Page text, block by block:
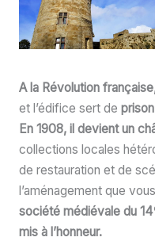
A la Révolution française
et l’édifice sert de
En 1908, il devient un
collections locales
de restauration et de
l’aménagement que
société médiévale du 14
mis à l’honneur.